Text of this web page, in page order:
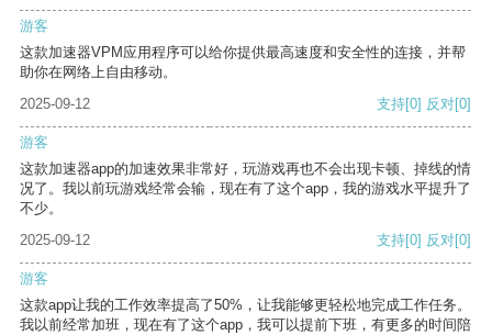
游客
这款加速器VPM应用程序可以给你提供最高速度和安全性的连接，并帮
助你在网络上自由移动。
2025-09-12
支持[0] 反对[0]
游客
这款加速器app的加速效果非常好，玩游戏再也不会出现卡顿、掉线的情
况了。我以前玩游戏经常会输，现在有了这个app，我的游戏水平提升了
不少。
2025-09-12
支持[0] 反对[0]
游客
这款app让我的工作效率提高了50%，让我能够更轻松地完成工作任务。
我以前经常加班，现在有了这个app，我可以提前下班，有更多的时间陪